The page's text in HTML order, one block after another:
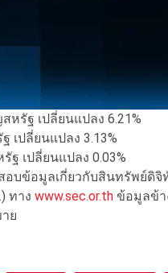
หรัฐ เปลี่ยนแปลง 6.21%
เปลี่ยนแปลง 3.13%
ฐ เปลี่ยนแปลง 0.03%
อบข้อมูลเกี่ยวกับสินทรัพย์
ทาง www.sec.or.th ข้อมูลข้า
ย